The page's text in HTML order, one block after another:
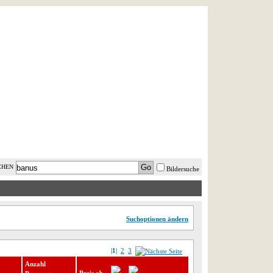
Bildersuche
Suchoptionen ändern
|1| 2 3
Anzahl